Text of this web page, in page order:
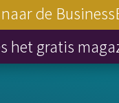
de
het gratis